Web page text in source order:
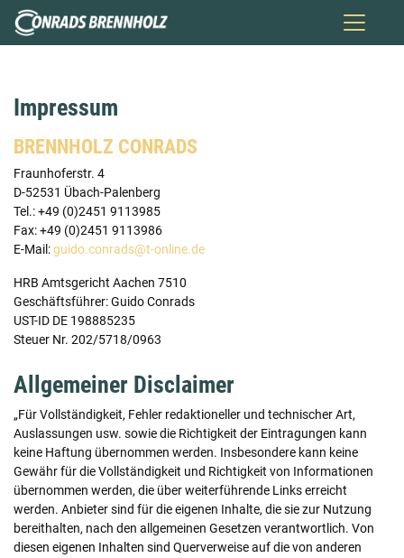
Zum
Inhalt
springen
Impressum
BRENNHOLZ CONRADS
Fraunhoferstr. 4
D-52531 Übach-Palenberg
Tel.: +49 (0)2451 9113985
Fax: +49 (0)2451 9113986
E-Mail:guido.conrads@t-online.de
HRB Amtsgericht Aachen 7510
Geschäftsführer: Guido Conrads
UST-ID DE 198885235
Steuer Nr. 202/5718/0963
Allgemeiner Disclaimer
„Für Vollständigkeit, Fehler redaktioneller und technischer Art,
Auslassungen usw. sowie die Richtigkeit der Eintragungen kann
keine Haftung übernommen werden. Insbesondere kann keine
Gewähr für die Vollständigkeit und Richtigkeit von Informationen
übernommen werden, die über weiterführende Links erreicht
werden. Anbieter sind für die eigenen Inhalte, die sie zur Nutzung
bereithalten, nach den allgemeinen Gesetzen verantwortlich. Von
diesen eigenen Inhalten sind Querverweise auf die von anderen